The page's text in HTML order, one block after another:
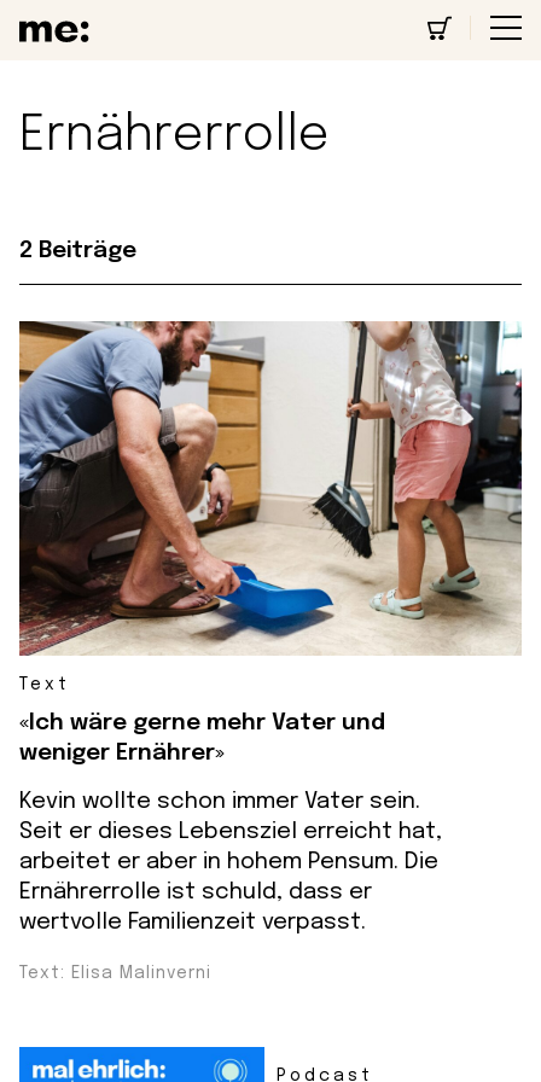
Ernährerrolle
2 Beiträge
Text
«Ich wäre gerne mehr Vater und
weniger Ernährer»
Kevin wollte schon immer Vater sein.
Seit er dieses Lebensziel erreicht hat,
arbeitet er aber in hohem Pensum. Die
Ernährerrolle ist schuld, dass er
wertvolle Familienzeit verpasst.
Text: Elisa Malinverni
Podcast